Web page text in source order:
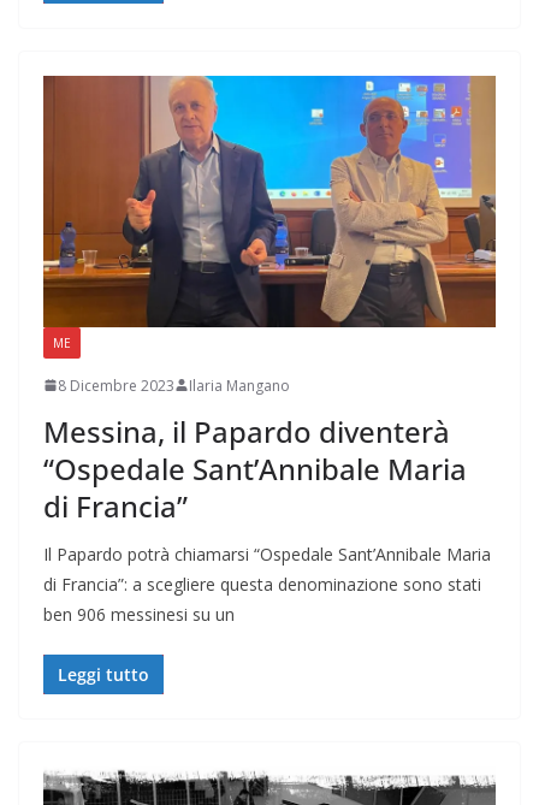
ME
8 Dicembre 2023 Ilaria Mangano
Messina, il Papardo diventerà
“Ospedale Sant’Annibale Maria
di Francia”
Il Papardo potrà chiamarsi “Ospedale Sant’Annibale Maria
di Francia”: a scegliere questa denominazione sono stati
ben 906 messinesi su un
Leggi tutto